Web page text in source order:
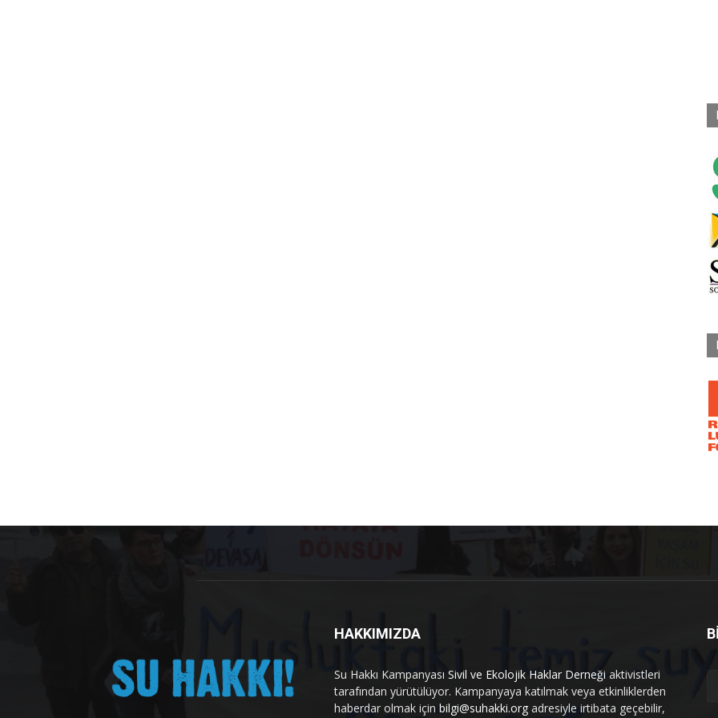
HAKKIMIZDA
Su Hakkı Kampanyası Sivil ve Ekolojik Haklar Derneği aktivistleri
tarafından yürütülüyor. Kampanyaya katılmak veya etkinliklerden
haberdar olmak için bilgi@suhakki.org adresiyle irtibata geçebilir,